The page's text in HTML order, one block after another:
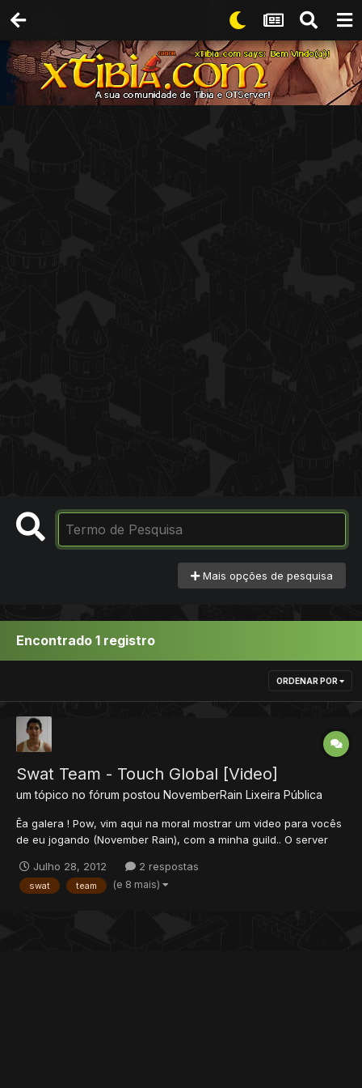
Mais opções de pesquisa
Encontrado 1 registro
ORDENAR POR
Swat Team - Touch Global [Video]
um tópico no fórum postou NovemberRain Lixeira Pública
Êa galera ! Pow, vim aqui na moral mostrar um video para vocês
de eu jogando (November Rain), com a minha guild.. O server
particularmente achei o video bem legal manos... Espero que
gostem: Esse é o segundo video, achei...
Julho 28, 2012 2 respostas
swat team (e 8 mais)